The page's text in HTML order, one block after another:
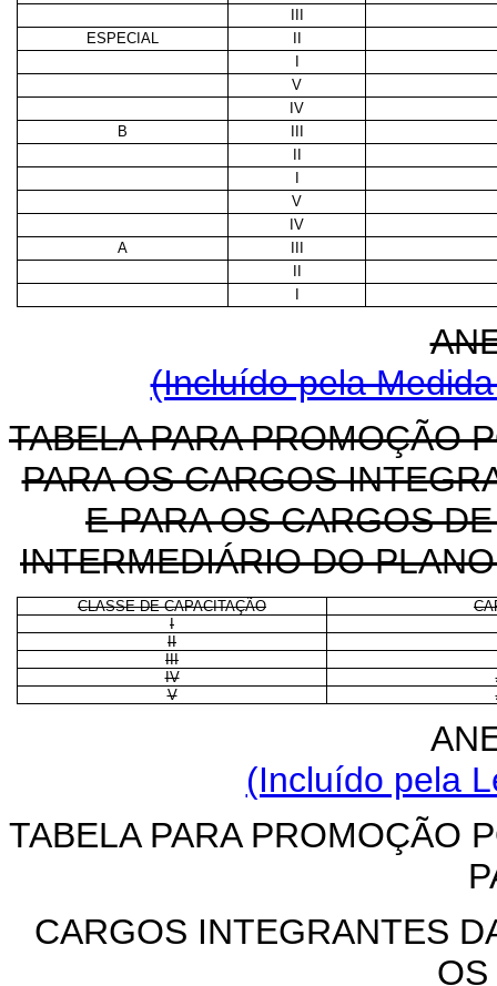
ESPECIAL
V
IV
B
V
IV
A
(Incluído pela
TABELA PARA PROMOÇÃO
PARA OS CARGOS
E PARA OS CARGOS
INTERMEDIÁRIO DO
CLASSE DE CAPACITAÇÃO
I
II
III
IV
V
(Incluído pela
TABELA PARA PROMOÇÃO
CARGOS INTEGRANTES